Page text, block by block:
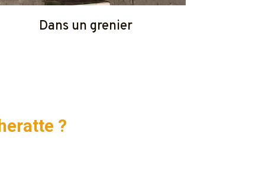
Dans un grenier
?